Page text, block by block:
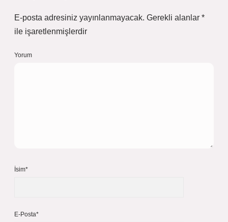
E-posta adresiniz yayınlanmayacak. Gerekli alanlar *
ile işaretlenmişlerdir
Yorum
İsim*
E-Posta*